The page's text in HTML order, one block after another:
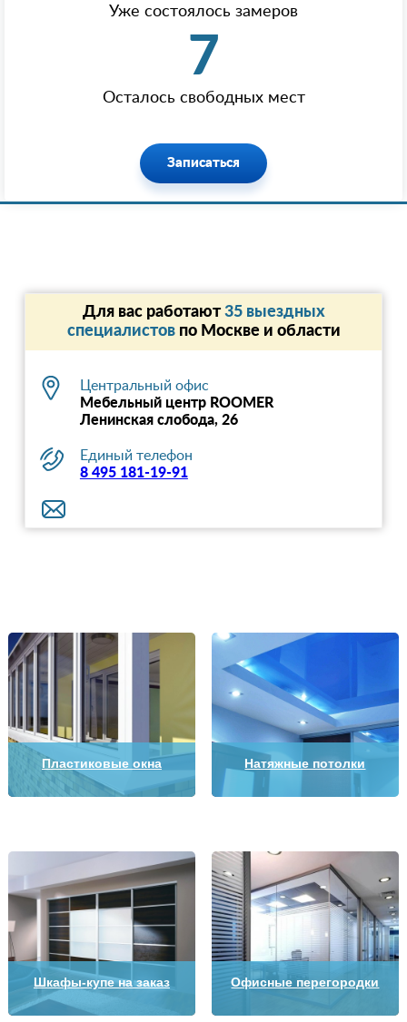
Уже состоялось замеров
7
Осталось свободных мест
Записаться
Для вас работают35 выездных
специалистовпо Москве и области
Центральный офис
Мебельный центр ROOMER
Ленинская слобода, 26
Единый телефон
8 495 181-19-91
Пластиковые окна Натяжные потолки
Шкафы-купе на заказ Офисные перегородки